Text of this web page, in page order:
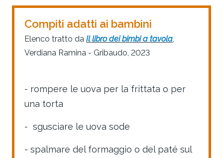
Compiti adatti ai bambini
Elenco tratto da Il libro dei bimbi a tavola,
Verdiana Ramina - Gribaudo, 2023
- rompere le uova per la frittata o per
una torta
- sgusciare le uova sode
- spalmare del formaggio o del paté sul